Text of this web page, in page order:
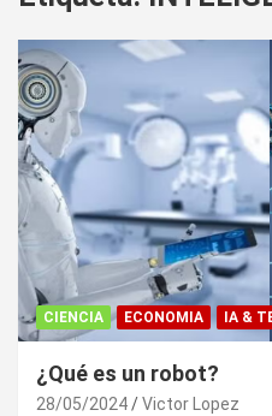
CIENCIA ECONOMIA IA &
¿Qué es un robot?
28/05/2024 Victor Lopez